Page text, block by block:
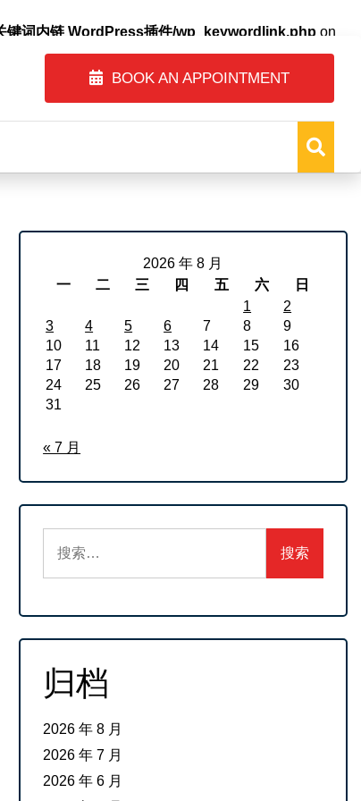
词内链 WordPress插件/wp_keywordlink.php on
BOOK AN APPOINTMENT
2026 年 8 月
一
二 三 四 五 六
日
1
2
3
4 5 6 7 8
9
10
11 12 13 14 15
16
17
18 19 20 21 22
23
24
25 26 27 28 29
30
31
« 7 月
索：
归档
2026 年 8 月
2026 年 7 月
2026 年 6 月